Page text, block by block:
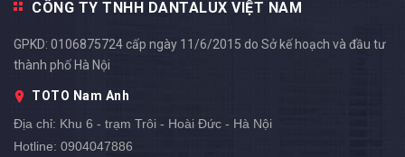
CÔNG TY TNHH DANTALUX VIỆT NAM
GPKD: 0106875724 cấp ngày 11/6/2015 do Sở kế hoạch và đầu tư
thành phố Hà Nội
TOTO Nam Anh
Địa chỉ: Khu 6 - trạm Trôi - Hoài Đức - Hà Nội
Hotline: 0904047886